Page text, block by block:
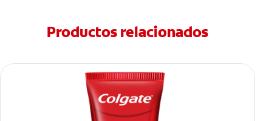
Productos relacionados